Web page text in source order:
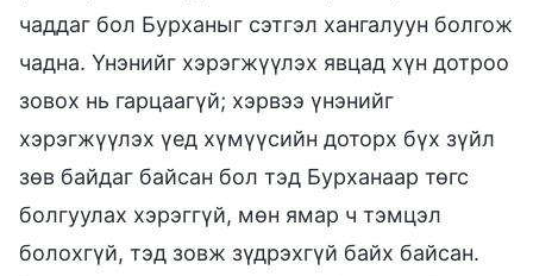
чаддаг бол Бурханыг сэтгэл хангалуун болгож
чадна. Үнэнийг хэрэгжүүлэх явцад хүн дотроо
зовох нь гарцаагүй; хэрвээ үнэнийг
хэрэгжүүлэх үед хүмүүсийн доторх бүх зүйл
зөв байдаг байсан бол тэд Бурханаар төгс
болгуулах хэрэггүй, мөн ямар ч тэмцэл
болохгүй, тэд зовж зүдрэхгүй байх байсан.